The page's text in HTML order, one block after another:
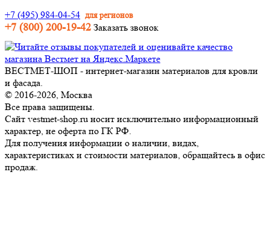
+7 (495) 984-04-54 для регионов
+7 (800) 200-19-42 Заказать звонок
ВЕСТМЕТ-ШОП - интернет-магазин материалов для кровли
и фасада.
© 2016-2026, Москва
Все права защищены.
Сайт vestmet-shop.ru носит исключительно информационный
характер, не оферта по ГК РФ.
Для получения информации о наличии, видах,
характеристиках и стоимости материалов, обращайтесь в офис
продаж.